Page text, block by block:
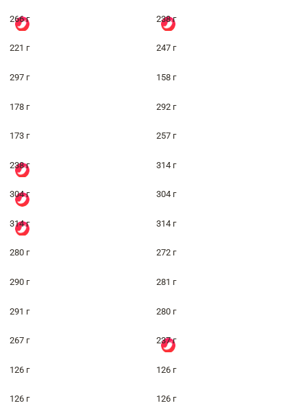
266 г 238 г
221 г 247 г
297 г 158 г
178 г 292 г
173 г 257 г
238 г 314 г
304 г 304 г
314 г 314 г
280 г 272 г
290 г 281 г
291 г 280 г
267 г 237 г
126 г 126 г
126 г 126 г